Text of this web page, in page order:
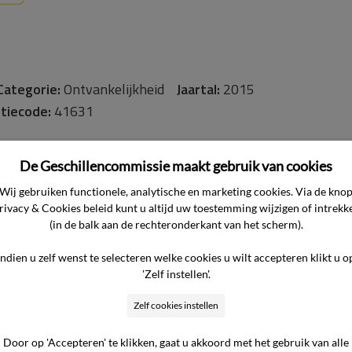
Ontvankelijkheid Jaartal: 2015
41631
als volgt. De consument heeft een abonnement voor
zijn geweest. Door de storingen op het netwerk is
Het standpunt
de consument niet eerst bij de ondernemer zijn ingediend
verzoekt de consument in zijn klachten niet te ontvangen.
De Geschillencommissie maakt gebruik van cookies
Wij gebruiken functionele, analytische en marketing cookies. Via de knop
& Cookies beleid kunt u altijd uw toestemming wijzigen of
(in de balk aan de rechteronderkant van het scherm).
u zelf wenst te selecteren welke cookies u wilt accepteren klikt u
'Zelf instellen'.
Zelf cookies instellen
Door op 'Accepteren' te klikken, gaat u akkoord met het gebruik van alle